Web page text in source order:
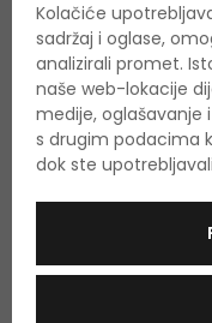
Maska za čišćenje
Kolačiće
sadržaj i oglase,
analizirali promet.
naše web-lokacije
medije, oglašavanje
s drugim podacima
dok ste